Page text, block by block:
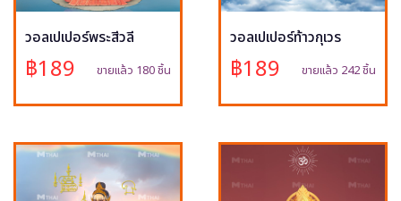
วอลเปเปอร์พระสีวลี
฿189 ขายแล้ว 180 ชิ้น
วอลเปเปอร์ท้าวกุเวร
฿189 ขายแล้ว 242 ชิ้น